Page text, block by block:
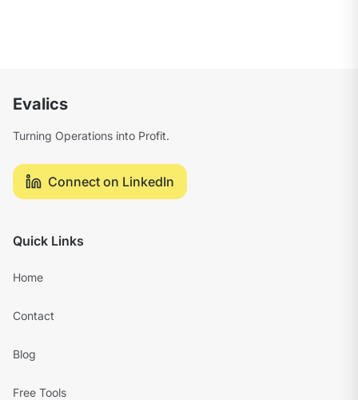
Evalics
Turning Operations into Profit.
Connect on LinkedIn
Quick Links
Home
Contact
Blog
Free Tools